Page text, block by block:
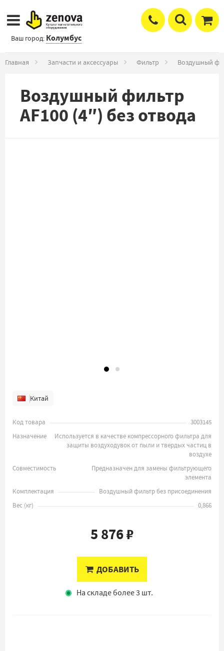
Ваш город: Колумбус
Главная Запчасти и аксессуары Фильтр Воздушный
Воздушный фильтр
AF100 (4″) без отвода
Китай
Код товара
3003145
Назначение
Используется в качестве компрессорного фильтра для
защиты воздуходувок от пыли и твердых частиц в
воздухе
Совместимость
Предназначен для замены фильтрующего
элемента
Комплектация
Воздушный фильтр без присоединения
Вес (кг) 0,866
5 876 ₽
ДОБАВИТЬ
На складе более 3 шт.